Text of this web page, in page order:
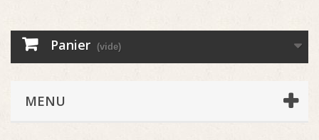
Panier (vide)
MENU